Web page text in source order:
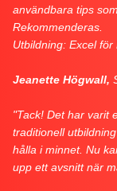
användbara tips
Rekommenderas.
Utbildning: Excel
Jeanette Högwall,
"Tack! Det har varit
traditionell
hålla i minnet. Nu
upp ett avsnitt när